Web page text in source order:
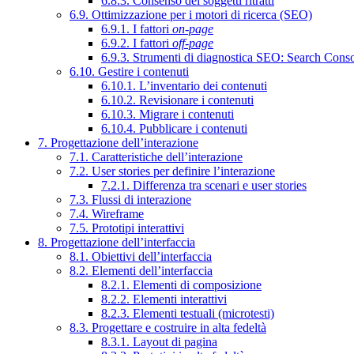
6.9. Ottimizzazione per i motori di ricerca (SEO)
6.9.1. I fattori on-page
6.9.2. I fattori off-page
6.9.3. Strumenti di diagnostica SEO: Search
6.10. Gestire i contenuti
6.10.1. L’inventario dei contenuti
6.10.2. Revisionare i contenuti
6.10.3. Migrare i contenuti
6.10.4. Pubblicare i contenuti
7. Progettazione dell’interazione
7.1. Caratteristiche dell’interazione
7.2. User stories per definire l’interazione
7.2.1. Differenza tra scenari e user stories
7.3. Flussi di interazione
7.4. Wireframe
7.5. Prototipi interattivi
8. Progettazione dell’interfaccia
8.1. Obiettivi dell’interfaccia
8.2. Elementi dell’interfaccia
8.2.1. Elementi di composizione
8.2.2. Elementi interattivi
8.2.3. Elementi testuali (microtesti)
8.3. Progettare e costruire in alta fedeltà
8.3.1. Layout di pagina